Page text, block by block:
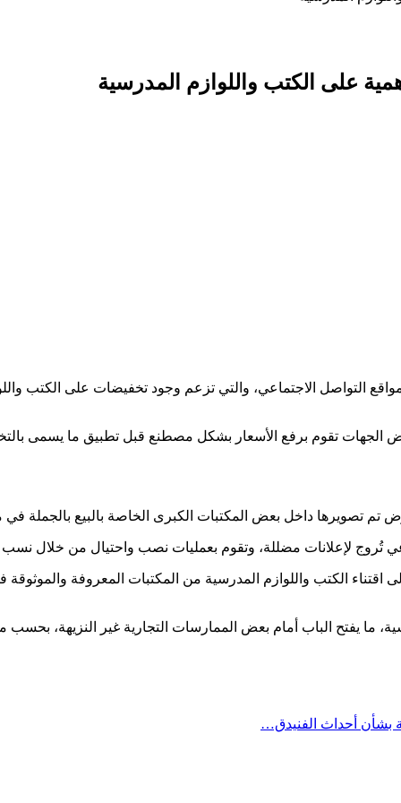
على الكتب واللوازم المدرسية
تقوم برفع الأسعار بشكل مصطنع قبل تطبيق ما يسمى
تصويرها داخل بعض المكتبات الكبرى الخاصة بالبيع بالجملة في
لإعلانات مضللة، وتقوم بعمليات نصب واحتيال من خلال نسب
إلى اقتناء الكتب واللوازم المدرسية من المكتبات المعروفة
ما يفتح الباب أمام بعض الممارسات التجارية غير النزيهة، بحسب
بشأن أحداث الفنيدق…